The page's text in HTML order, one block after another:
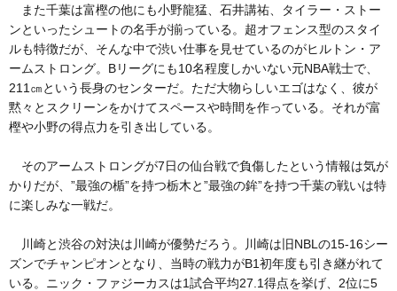
また千葉は富樫の他にも小野龍猛、石井講祐、タイラー・ストー
ンといったシュートの名手が揃っている。超オフェンス型のスタイ
ルも特徴だが、そんな中で渋い仕事を見せているのがヒルトン・ア
ームストロング。Bリーグにも10名程度しかいない元NBA戦士で、
211㎝という長身のセンターだ。ただ大物らしいエゴはなく、彼が
黙々とスクリーンをかけてスペースや時間を作っている。それが富
樫や小野の得点力を引き出している。
そのアームストロングが7日の仙台戦で負傷したという情報は気が
かりだが、”最強の楯”を持つ栃木と”最強の鉾”を持つ千葉の戦いは特
に楽しみな一戦だ。
川崎と渋谷の対決は川崎が優勢だろう。川崎は旧NBLの15-16シー
ズンでチャンピオンとなり、当時の戦力がB1初年度も引き継がれて
いる。ニック・ファジーカスは1試合平均27.1得点を挙げ、2位に5